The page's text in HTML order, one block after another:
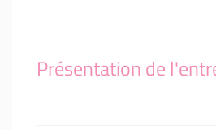
Présentation de